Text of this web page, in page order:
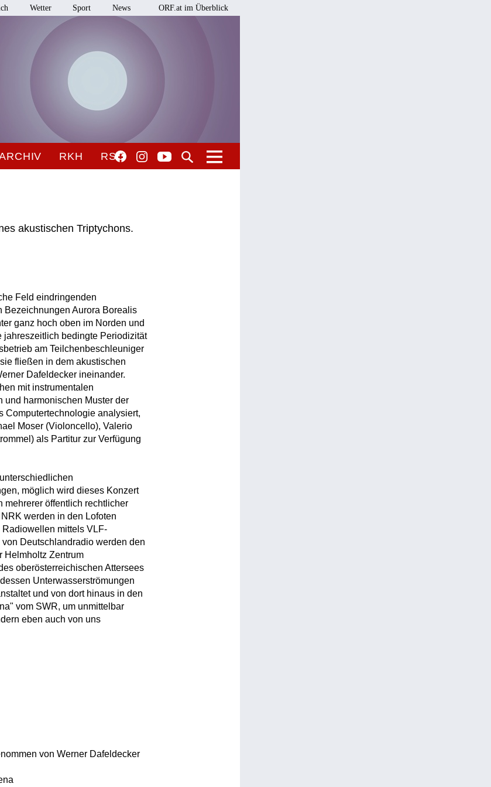
Wetter Sport News ORF.at im Überblick
RKH RSO
akustischen Triptychons.
Feld eindringenden
Bezeichnungen Aurora Borealis
ganz hoch oben im Norden und
jahreszeitlich bedingte Periodizität
am Teilchenbeschleuniger
fließen in dem akustischen
Dafeldecker ineinander.
mit instrumentalen
und harmonischen Muster der
Computertechnologie analysiert,
Moser (Violoncello), Valerio
als Partitur zur Verfügung
möglich wird dieses Konzert
mehrerer öffentlich rechtlicher
werden in den Lofoten
mittels VLF-
Deutschlandradio werden den
Helmholtz Zentrum
oberösterreichischen Attersees
Unterwasserströmungen
und von dort hinaus in den
vom SWR, um unmittelbar
eben auch von uns
von Werner Dafeldecker